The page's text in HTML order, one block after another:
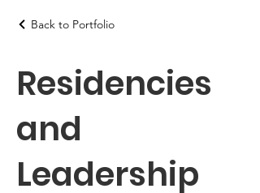
Back to Portfolio
Residencies
and
Leadership